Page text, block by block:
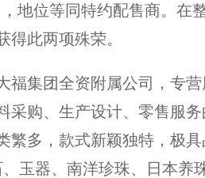
地位等同特约配售商。在
此两项殊荣。
福集团全资附属公司，专
采购、生产设计、零售服
繁多，款式新颖独特，极
玉器、南洋珍珠、日本养